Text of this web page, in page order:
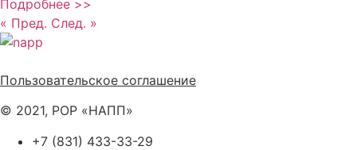
Подробнее >>
« Пред. След. »
Пользовательское соглашение
© 2021, РОР «НАПП»
+7 (831) 433-33-29